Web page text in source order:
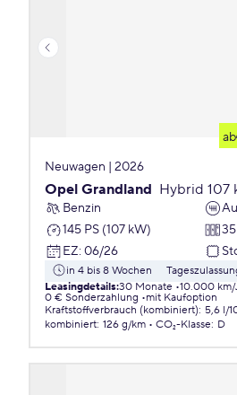
ab
Neuwagen | 2026
Opel Grandland Hybrid 107
Benzin
145 PS (107 kW)
EZ: 06/26
in 4 bis 8 Wochen
Leasingdetails:30 Monate 10.000 km/
0 € Sonderzahlung
mit Kaufoption
Kraftstoffverbrauch (kombiniert): 5,6 l/
kombiniert: 126 g/km CO₂-Klasse: D